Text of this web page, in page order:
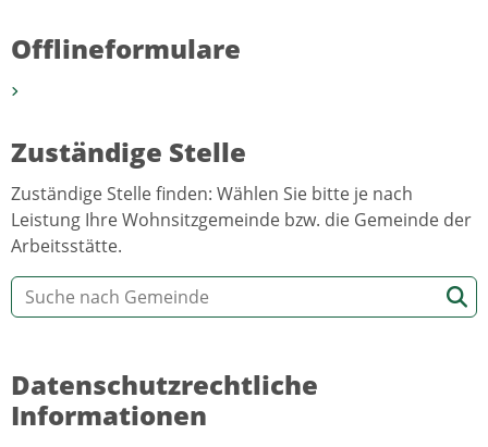
Offlineformulare
Zuständige Stelle
Zuständige Stelle finden: Wählen Sie bitte je nach
Leistung Ihre Wohnsitzgemeinde bzw. die Gemeinde der
Arbeitsstätte.
Datenschutzrechtliche
Informationen